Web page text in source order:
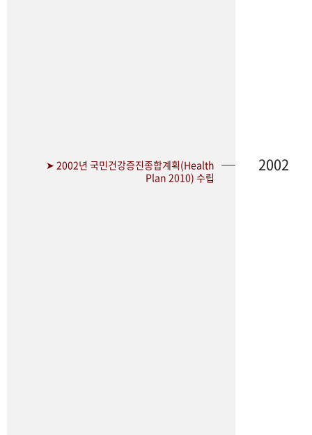
➤ 2002년 국민건강증진종합계획(Health
Plan 2010) 수립
2002